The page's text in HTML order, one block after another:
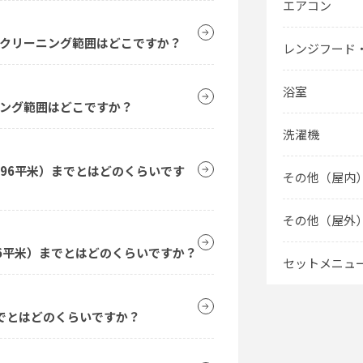
リーニング範囲はどこですか？
グ範囲はどこですか？
平米）までとはどのくらいです
米）までとはどのくらいですか？
はどのくらいですか？
エアコン
レンジフード
浴室
洗濯機
その他（屋内
その他（屋外
セットメニュ